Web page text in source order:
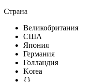
Страна
Великобритания
США
Япония
Германия
Голландия
Korea
{}